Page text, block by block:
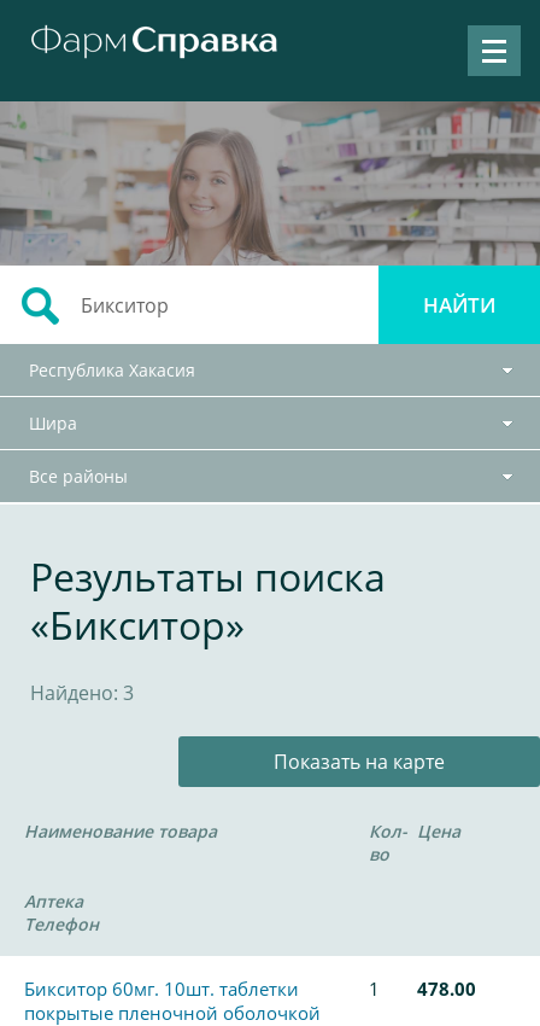
Республика Хакасия
Шира
Все районы
Результаты поиска
«Бикситор»
Найдено: 3
Показать на карте
Наименование товара
Кол-
во
Цена
Аптека
Телефон
Бикситор 60мг. 10шт. таблетки
покрытые пленочной оболочкой
1 478.00